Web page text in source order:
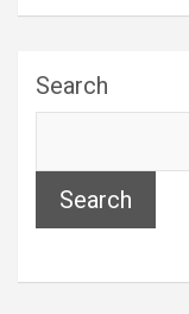
Search
Search